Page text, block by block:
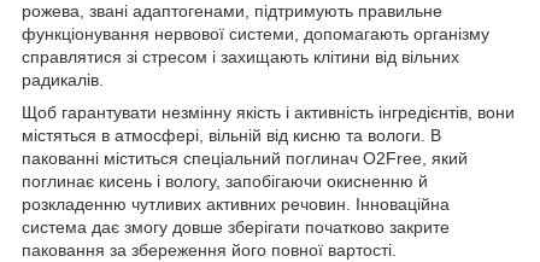
рожева, звані адаптогенами, підтримують правильне
функціонування нервової системи, допомагають організму
справлятися зі стресом і захищають клітини від вільних
радикалів.
Щоб гарантувати незмінну якість і активність інгредієнтів, вони
містяться в атмосфері, вільній від кисню та вологи. В
пакованні міститься спеціальний поглинач O2Free, який
поглинає кисень і вологу, запобігаючи окисненню й
розкладенню чутливих активних речовин. Інноваційна
система дає змогу довше зберігати початково закрите
паковання за збереження його повної вартості.